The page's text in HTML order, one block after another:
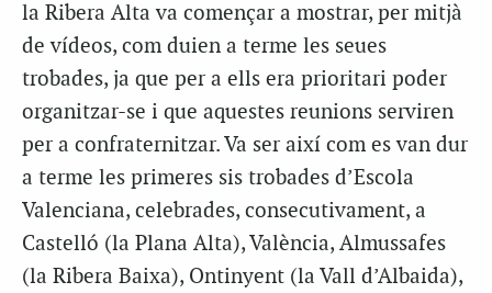
la Ribera Alta va començar a mostrar, per mitjà
de vídeos, com duien a terme les seues
trobades, ja que per a ells era prioritari poder
organitzar-se i que aquestes reunions serviren
per a confraternitzar. Va ser així com es van dur
a terme les primeres sis trobades d’Escola
Valenciana, celebrades, consecutivament, a
Castelló (la Plana Alta), València, Almussafes
(la Ribera Baixa), Ontinyent (la Vall d’Albaida),